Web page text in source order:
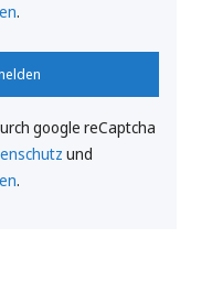
.
google reCaptcha
und
.